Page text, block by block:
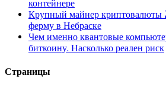
контейнере
Крупный майнер криптовалюты
ферму в Небраске
Чем именно квантовые
биткоину. Насколько реален риск
Страницы